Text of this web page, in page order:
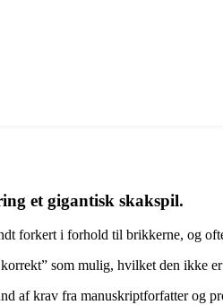
et gigantisk skakspil.
forkert i forhold til brikkerne, og
som mulig, hvilket den ikke
af krav fra manuskriptforfatter og